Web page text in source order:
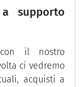
a supporto
il nostro
ci vedremo
acquisti a